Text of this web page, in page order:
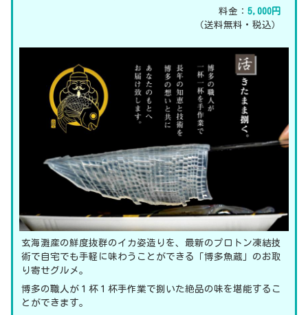
料金：5,000円
（送料無料・税込）
玄海灘産の鮮度抜群のイカ姿造りを、最新のプロトン凍結技
術で自宅でも手軽に味わうことができる「博多魚蔵」のお取
り寄せグルメ。
博多の職人が１杯１杯手作業で捌いた絶品の味を堪能するこ
とができます。